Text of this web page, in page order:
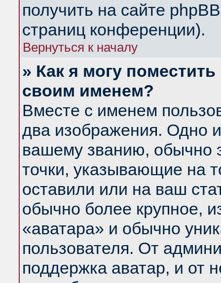
получить на сайте
страниц конференции).
Вернуться к началу
» Как я могу
своим именем?
Вместе с именем
два изображения. Одно
вашему званию, обычно
точки, указывающие на
оставили или на ваш
обычно более крупное,
«аватара» и обычно
пользователя. От
поддержка аватар, и от